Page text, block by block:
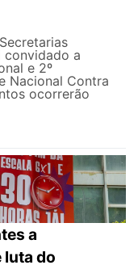
convidado a
e 2º
Nacional Contra
ocorrerão
a
luta do